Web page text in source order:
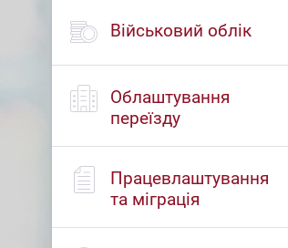
Військовий облік
Облаштування
переїзду
Працевлаштування
та міграція